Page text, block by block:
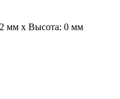
мм x Высота: 0 мм